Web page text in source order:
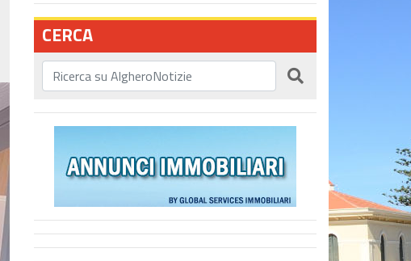
CERCA